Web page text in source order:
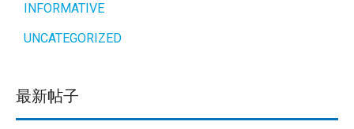
INFORMATIVE
UNCATEGORIZED
最新帖子